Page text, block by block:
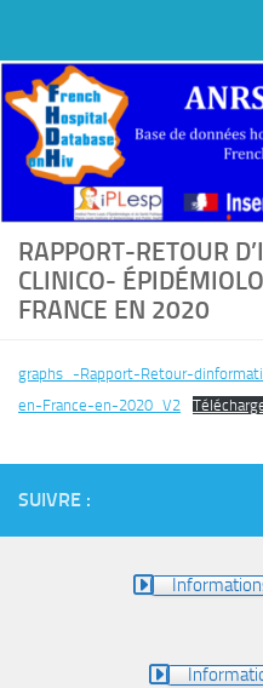
RAPPORT-RETOUR
CLINICO-
FRANCE EN 2020
graphs_-Rapport-Retour-
en-France-en-2020_V2
SUIVRE :